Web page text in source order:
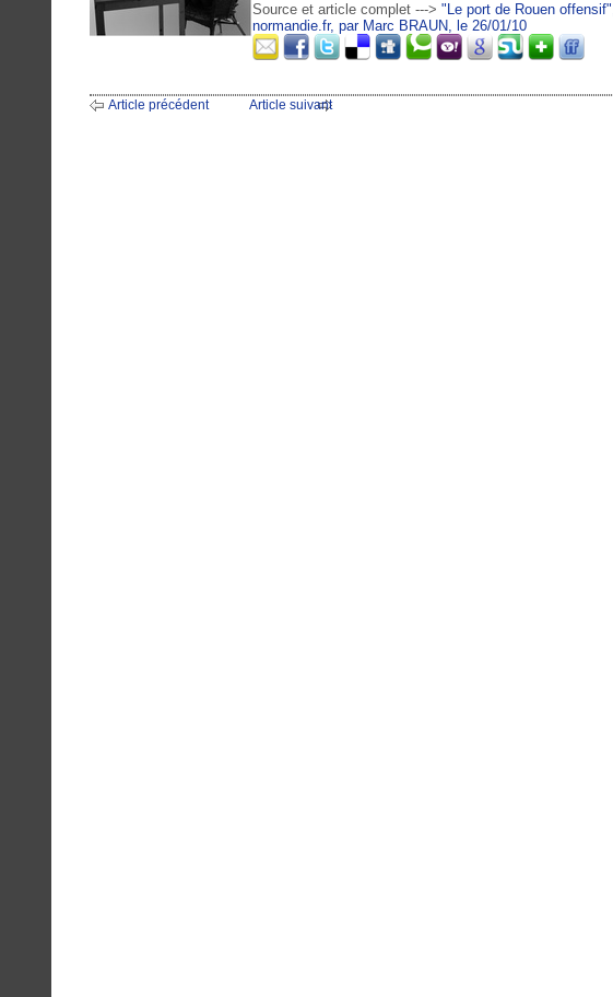
Source et article complet ---> "Le port de Rouen
normandie.fr, par Marc BRAUN, le 26/01/10
Article précédent Article suivant